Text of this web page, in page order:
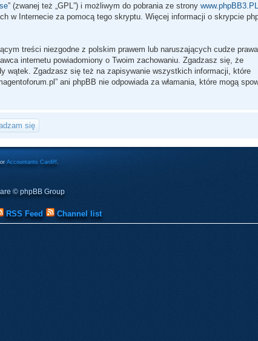
” (zwanej też „GPL”) i możliwym do pobrania ze stronywww.phpBB3.PL
w Internecie za pomocą tego skryptu. Więcej informacji o skrypcie
treści niezgodne z polskim prawem lub naruszających cudze prawa
internetu powiadomiony o Twoim zachowaniu. Zgadzasz się, że
wątek. Zgadzasz się też na zapisywanie wszystkich informacji, które
ani phpBB nie odpowiada za włamania, które mogą
Accountants Cardiff
© phpBB Group
RSS Feed Channel list